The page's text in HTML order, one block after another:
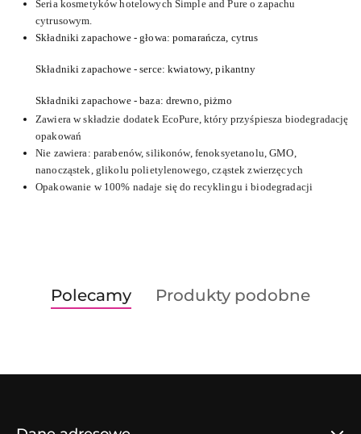
Seria kosmetyków hotelowych Simple and Pure o zapachu
cytrusowym.
Składniki zapachowe - głowa: pomarańcza, cytrus
Składniki zapachowe - serce: kwiatowy, pikantny
Składniki zapachowe - baza: drewno, piżmo
Zawiera w składzie dodatek EcoPure, który przyśpiesza biodegradację
opakowań
Nie zawiera: parabenów, silikonów, fenoksyetanolu, GMO,
nanocząstek, glikolu polietylenowego, cząstek zwierzęcych
Opakowanie w 100% nadaje się do recyklingu i biodegradacji
Pomiń karuzelę produktów
Produkty
o
Polecamy
Produkty
Produkty podobne